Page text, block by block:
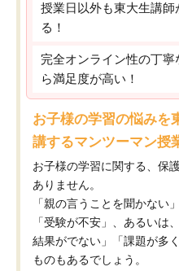
授業日以外も東大生講
る！
完全オンライン性の丁
ら満足度が高い！
お子様の学習の悩みを
講するマンツーマン授
お子様の学習に関する、保
ありません。
「親の言うことを聞かない
「受験が不安」、あるいは
結果がでない」「課題が多
ものもあるでしょう。